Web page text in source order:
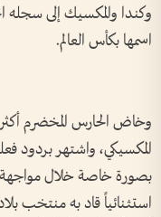
وكندا والمكسيك إلى سجله
اسمها بكأس العالم.
المكسيكي، واشتهر بردود
استثنائياً قاد به منتخب